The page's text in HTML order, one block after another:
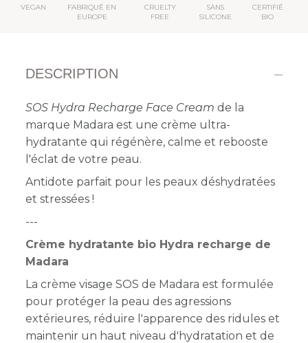
VEGAN
FABRIQUÉ EN
EUROPE
CRUELTY
FREE
SANS
SILICONE
CERTIFIÉ
BIO
DESCRIPTION
SOS Hydra Recharge Face Cream de la
marque Madara est une crème ultra-
hydratante qui régénère, calme et rebooste
l'éclat de votre peau.
Antidote parfait pour les peaux déshydratées
et stressées !
---
Crème hydratante bio Hydra recharge de
Madara
La crème visage SOS de Madara est formulée
pour protéger la peau des agressions
extérieures, réduire l'apparence des ridules et
maintenir un haut niveau d'hydratation et de